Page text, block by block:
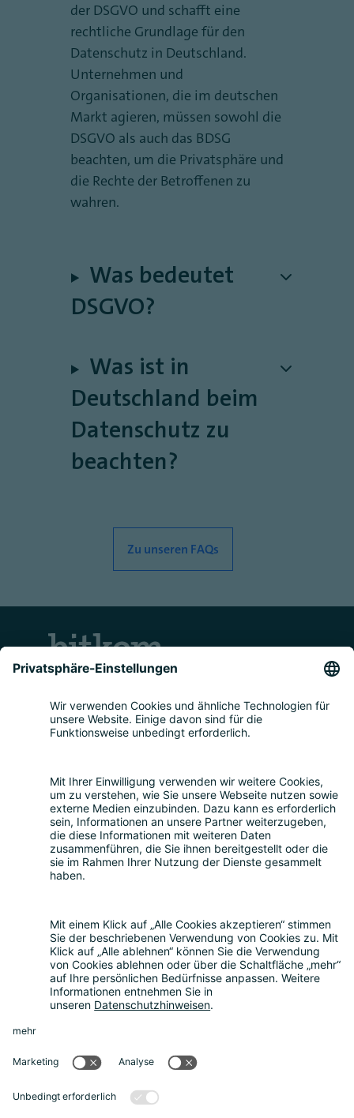
der DSGVO und schafft eine
rechtliche Grundlage für den
Datenschutz in Deutschland.
Unternehmen und
Organisationen, die im deutschen
Markt agieren, müssen sowohl die
DSGVO als auch das BDSG
beachten, um die Privatsphäre und
die Rechte der Betroffenen zu
wahren.
Was bedeutet
DSGVO?
Was ist in
Deutschland beim
Datenschutz zu
beachten?
Zu unseren FAQs
Kontakt
Leistungen
Beratung zum Datenschutz|Externer
Datenschutzbeauftragter|
Hinweisgeberschutzgesetz|Compliance
Consulting
Über uns
Über uns |Die Bitkom Gruppe| Termin
vereinbaren
News
Rechtliches
Einstellungen